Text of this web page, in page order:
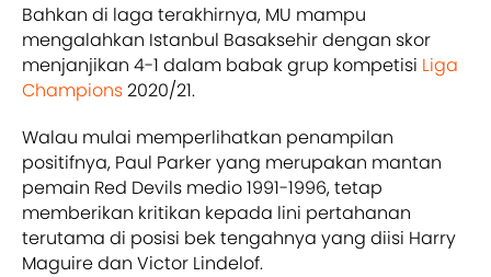
Bahkan di laga terakhirnya, MU mampu
mengalahkan Istanbul Basaksehir dengan skor
menjanjikan 4-1 dalam babak grup kompetisi Liga
Champions2020/21.
Walau mulai memperlihatkan penampilan
positifnya, Paul Parker yang merupakan mantan
pemain Red Devils medio 1991-1996, tetap
memberikan kritikan kepada lini pertahanan
terutama di posisi bek tengahnya yang diisi Harry
Maguire dan Victor Lindelof.